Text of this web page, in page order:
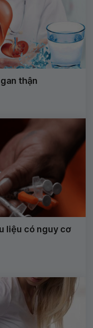
thận
liệu có nguy cơ